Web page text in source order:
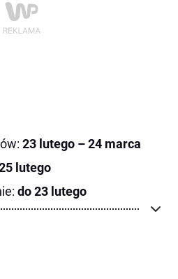
23 lutego – 24 marca
lutego
do 23 lutego